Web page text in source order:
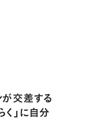
が交差する
」に自分